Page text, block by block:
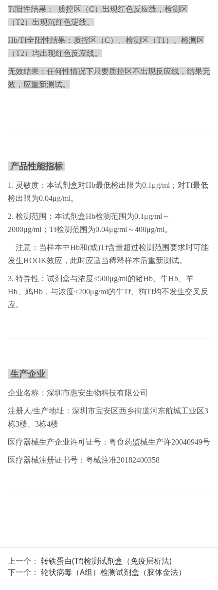
Tf阳性结果： 质控区（C）出现红色反应线，检测区
（T2）出现沉红色淀线。
Hb/Tf全阳性结果：质控区（C）、检测区（T1）、检测区
（T2）均出现红色反应线。
无效结果：任何性情况下只要质控区不出现反应线，结果无
效，应重新测试。
产品性能指标
1. 灵敏度：本试剂盒对Hb最低检出限为0.1μg/ml；对Tf最低
检出限为0.04μg/ml。
2. 检测范围：本试剂盒Hb检测范围为0.1μg/ml～
2000μg/ml；Tf检测范围为0.04μg/ml～400μg/ml。
注意：当样本中Hb和(或)Tf含量超过检测范围要求时可能
发生HOOK效应，此时应适当稀释样本后重新测试。
3. 特异性：试剂盒与浓度≤500μg/ml的猪Hb、牛Hb、羊
Hb、鸡Hb，与浓度≤200μg/ml的牛Tf、狗Tf均不发生交叉反
应。
生产企业
企业名称：深圳市惠安生物科技有限公司
注册人/生产地址：深圳市宝安区西乡街道河东航城工业区3
栋3楼、3栋4楼
医疗器械生产企业许可证号：粤食药监械生产许20040949号
医疗器械注册证书号：粤械注准20182400358
上一个： 转铁蛋白(Tf)检测试剂盒（免疫层析法)
下一个： 轮状病毒（A组）检测试剂盒（胶体金法）